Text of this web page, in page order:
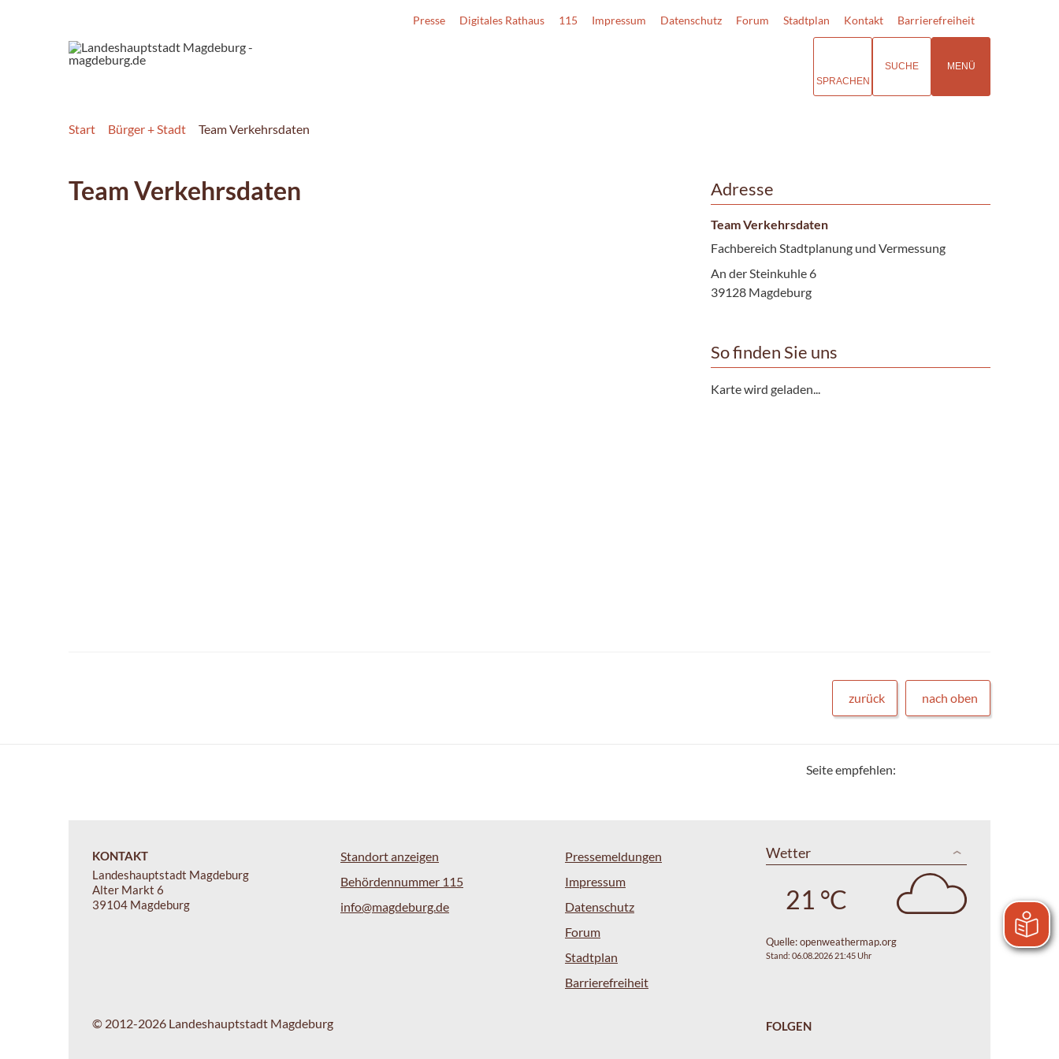
Presse Digitales Rathaus 115 Impressum Datenschutz Forum Stadtplan Kontakt Barrierefreiheit
SPRACHEN
SUCHE MENÜ
Start Bürger + Stadt Team Verkehrsdaten
Team Verkehrsdaten Adresse
Team Verkehrsdaten
Fachbereich Stadtplanung und Vermessung
An der Steinkuhle 6
39128 Magdeburg
So finden Sie uns
Karte wird geladen...
zurück nach oben
Seite empfehlen:
KONTAKT
Landeshauptstadt Magdeburg
Alter Markt 6
39104 Magdeburg
Standort anzeigen
Behördennummer 115
info@magdeburg.de
Pressemeldungen
Impressum
Datenschutz
Forum
Stadtplan
Barrierefreiheit
Wetter
21 °C
Quelle:openweathermap.org
Stand: 06.08.2026 21:45 Uhr
© 2012-2026 Landeshauptstadt Magdeburg FOLGEN